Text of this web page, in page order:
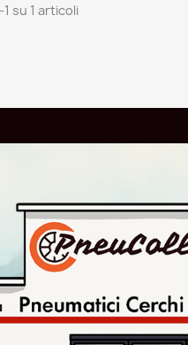
su 1 articoli